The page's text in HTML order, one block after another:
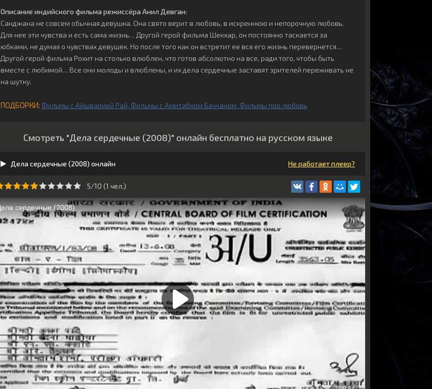
Описание индийского фильма режиссёра Анил Девган:
Санджана не совсем обычная девушка. Она свято верит в любовь, в искреннюю и непорочную любовь.
Для нее эти чувства и есть сама жизнь… Другой герой фильма Шекхар, он постоянно таскается за
юбками, не думая о чувствах девушек. Но после того как он встретит ее вся его жизнь перевернется…
Другой герой фильма Рохит на столько влюблен, что готов абсолютно на все, ради того, чтобы быть
вместе с любимой… Все они молоды и влюблены, и их дела сердечные заставят зрителей переживать не
на шутку.
ПОДБОРКИ: Фильмы с Айшварией Рай Фильмы с Амитабхом Баччаном Фильмы про любовь
Смотреть "Дела сердечные (2008)" онлайн бесплатно на русском языке
Дела сердечные (2008) онлайн Не работает плеер?
5/10 (1 чeл.)